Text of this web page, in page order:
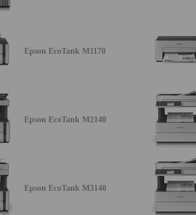
Epson EcoTank M1170
Epson EcoTank M2140
Epson EcoTank M3140